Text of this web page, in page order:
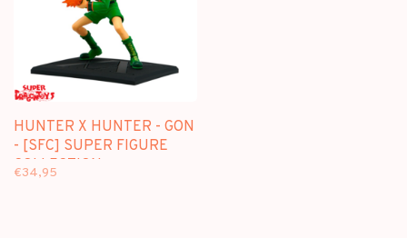
HUNTER X HUNTER - GON
- [SFC] SUPER FIGURE
COLLECTION
€34,95